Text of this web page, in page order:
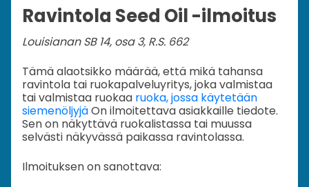
Ravintola Seed Oil -ilmoitus
Louisianan SB 14, osa 3, R.S. 662
Tämä alaotsikko määrää, että mikä tahansa
ravintola tai ruokapalveluyritys, joka valmistaa
tai valmistaa ruokaa ruoka, jossa käytetään
siemenöljyjäOn ilmoitettava asiakkaille tiedote.
Sen on näkyttävä ruokalistassa tai muussa
selvästi näkyvässä paikassa ravintolassa.
Ilmoituksen on sanottava: